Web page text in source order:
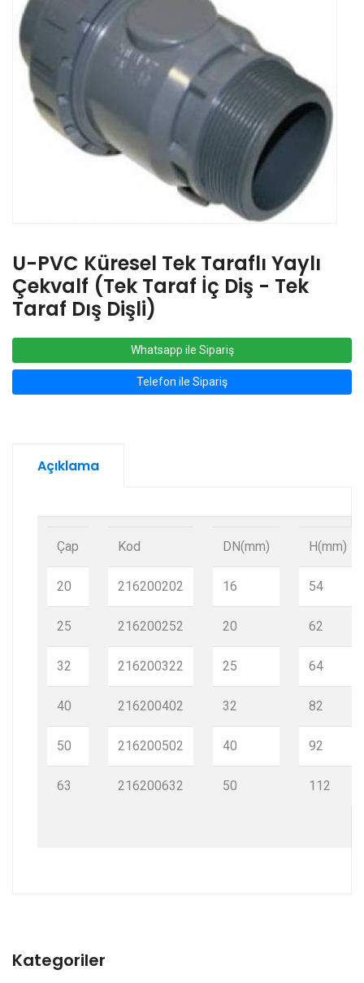
U-PVC Küresel Tek Taraflı Yaylı
Çekvalf (Tek Taraf İç Diş - Tek
Taraf Dış Dişli)
Whatsapp ile Sipariş
Telefon ile Sipariş
Açıklama
Çap
20
25
32
40
50
63
Kod
216200202
216200252
216200322
216200402
216200502
216200632
DN(mm)
16
20
25
32
40
50
H(mm)
54
62
64
82
92
112
Kategoriler